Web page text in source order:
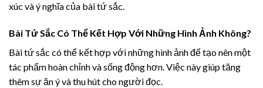
xúc và ý nghĩa của bài tứ sắc.
Bài Tứ Sắc Có Thể Kết Hợp Với Những Hình Ảnh Không?
Bài tứ sắc có thể kết hợp với những hình ảnh để tạo nên một
tác phẩm hoàn chỉnh và sống động hơn. Việc này giúp tăng
thêm sự ăn ý và thu hút cho người đọc.